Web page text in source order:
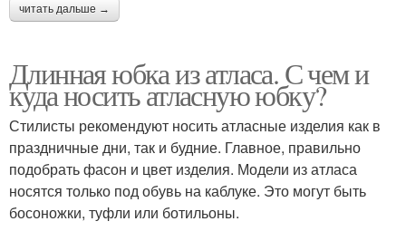
читать дальше →
Длинная юбка из атласа. С чем и
куда носить атласную юбку?
Стилисты рекомендуют носить атласные изделия как в
праздничные дни, так и будние. Главное, правильно
подобрать фасон и цвет изделия. Модели из атласа
носятся только под обувь на каблуке. Это могут быть
босоножки, туфли или ботильоны.